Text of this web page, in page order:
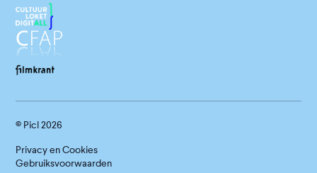
© Picl2026
Privacy en Cookies
Gebruiksvoorwaarden